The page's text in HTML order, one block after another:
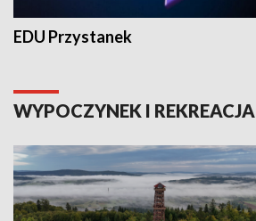
EDU Przystanek
WYPOCZYNEK I REKREACJA